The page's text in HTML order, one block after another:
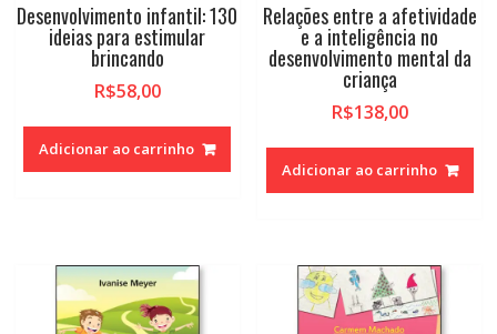
Desenvolvimento infantil: 130
ideias para estimular
brincando
R$58,00
Adicionar ao carrinho
Relações entre a afetividade
e a inteligência no
desenvolvimento mental da
criança
R$138,00
Adicionar ao carrinho